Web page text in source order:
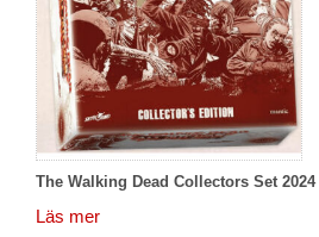
The Walking Dead Collectors Set 2024
Läs mer